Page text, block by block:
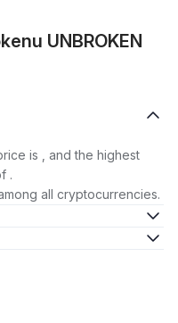
UNBROKEN
is , and the highest
.
all cryptocurrencies.